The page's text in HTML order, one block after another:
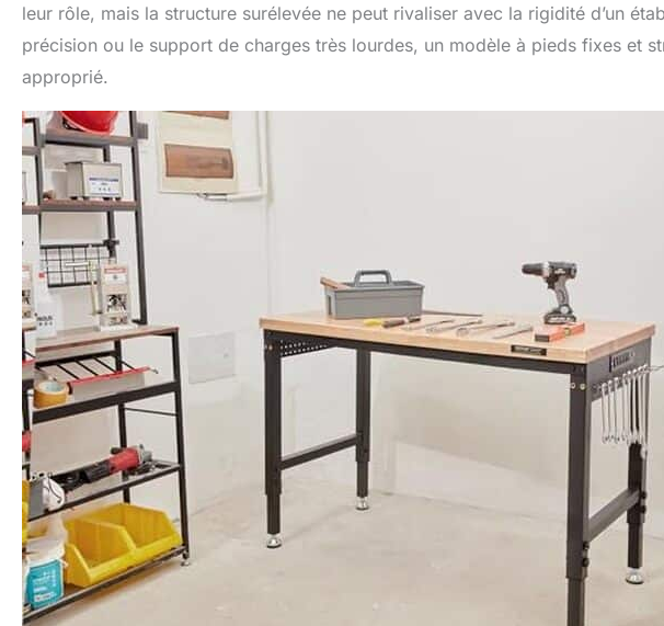
leur rôle, mais la structure surélevée ne peut rivaliser avec la rigidité d’un
précision ou le support de charges très lourdes, un modèle à pieds fixes et
approprié.